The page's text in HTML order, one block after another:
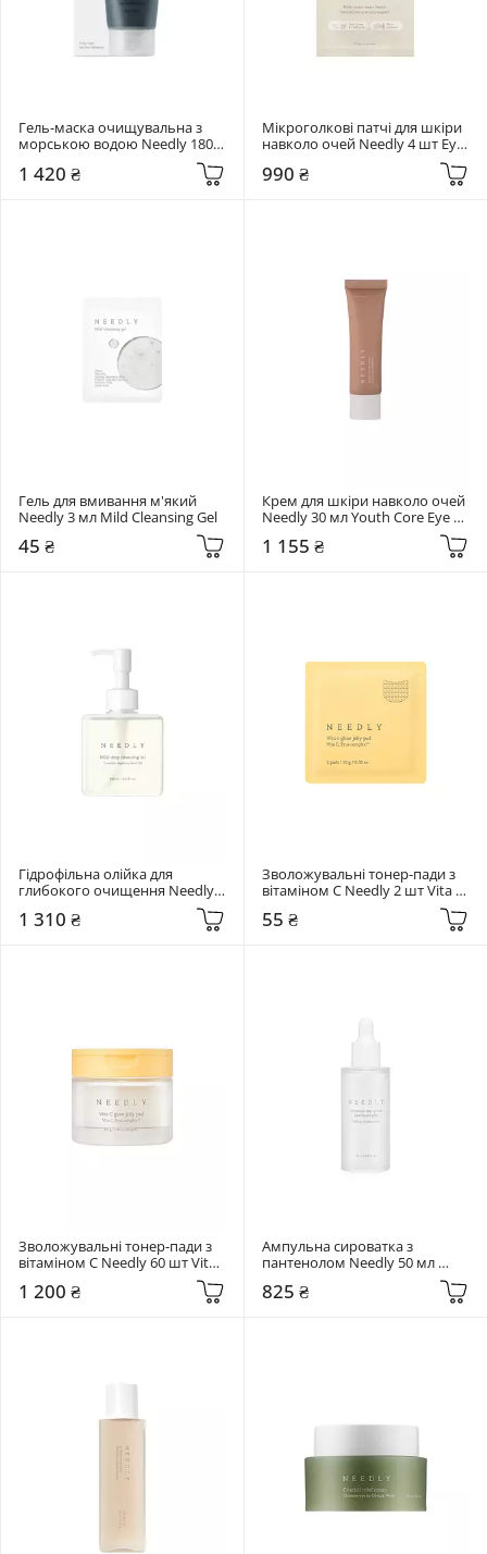
Гель-маска очищувальна з
морською водою Needly 180
1 420 ₴
Мікроголкові патчі для шкіри
навколо очей Needly 4 шт Eye
990 ₴
Гель для вмивання м'який
Needly 3 мл Mild Cleansing Gel
45 ₴
Крем для шкіри навколо очей
Needly 30 мл Youth Core Eye
1 155 ₴
Гідрофільна олійка для
глибокого очищення Needly
240 мл Mild Deep Cleansing Oil
1 310 ₴
Зволожувальні тонер-пади з
вітаміном C Needly 2 шт Vita C
55 ₴
Зволожувальні тонер-пади з
вітаміном C Needly 60 шт Vita
1 200 ₴
Ампульна сироватка з
пантенолом Needly 50 мл
825 ₴